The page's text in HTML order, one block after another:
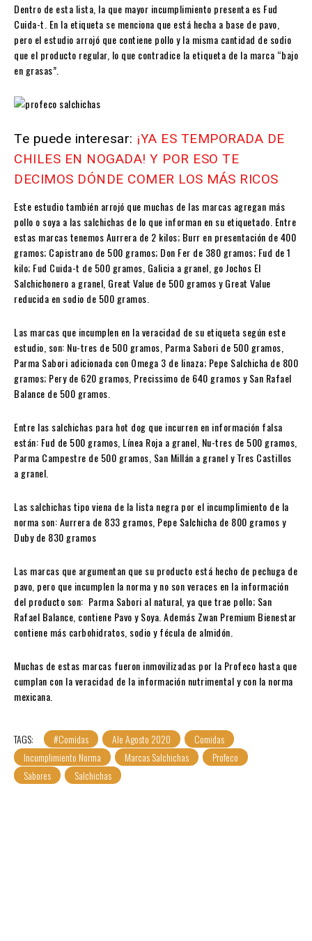
Dentro de esta lista, la que mayor incumplimiento presenta es Fud
Cuida-t. En la etiqueta se menciona que está hecha a base de pavo,
pero el estudio arrojó que contiene pollo y la misma cantidad de sodio
que el producto regular, lo que contradice la etiqueta de la marca “bajo
en grasas”.
Te puede interesar: ¡YA ES TEMPORADA DE
CHILES EN NOGADA! Y POR ESO TE
DECIMOS DÓNDE COMER LOS MÁS RICOS
Este estudio también arrojó que muchas de las marcas agregan más
pollo o soya a las salchichas de lo que informan en su etiquetado. Entre
estas marcas tenemos Aurrera de 2 kilos; Burr en presentación de 400
gramos; Capistrano de 500 gramos; Don Fer de 380 gramos; Fud de 1
kilo; Fud Cuida-t de 500 gramos, Galicia a granel, go Jochos El
Salchichonero a granel, Great Value de 500 gramos y Great Value
reducida en sodio de 500 gramos.
Las marcas que incumplen en la veracidad de su etiqueta según este
estudio, son: Nu-tres de 500 gramos, Parma Sabori de 500 gramos,
Parma Sabori adicionada con Omega 3 de linaza; Pepe Salchicha de 800
gramos; Pery de 620 gramos, Precissimo de 640 gramos y San Rafael
Balance de 500 gramos.
Entre las salchichas para hot dog que incurren en información falsa
están: Fud de 500 gramos, Línea Roja a granel, Nu-tres de 500 gramos,
Parma Campestre de 500 gramos, San Millán a granel y Tres Castillos
a granel.
Las salchichas tipo viena de la lista negra por el incumplimiento de la
norma son: Aurrera de 833 gramos, Pepe Salchicha de 800 gramos y
Duby de 830 gramos
Las marcas que argumentan que su producto está hecho de pechuga de
pavo, pero que incumplen la norma y no son veraces en la información
del producto son: Parma Sabori al natural, ya que trae pollo; San
Rafael Balance, contiene Pavo y Soya. Además Zwan Premium Bienestar
contiene más carbohidratos, sodio y fécula de almidón.
Muchas de estas marcas fueron inmovilizadas por la Profeco hasta que
cumplan con la veracidad de la información nutrimental y con la norma
mexicana.
TAGS: #Comidas Ale Agosto 2020
Comidas
Incumplimiento Norma
Marcas Salchichas
Profeco
Sabores
Salchichas